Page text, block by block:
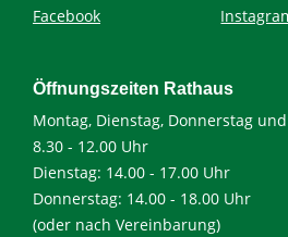
Facebook
Öffnungszeiten Rathaus
Montag, Dienstag, Donnerstag
8.30 - 12.00 Uhr
Dienstag: 14.00 - 17.00 Uhr
Donnerstag: 14.00 - 18.00 Uhr
(oder nach Vereinbarung)